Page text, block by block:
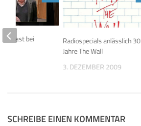
Radiospecials anlässlich 30
Jahre The Wall
3. DEZEMBER 2009
zu Gast bei
SCHREIBE EINEN KOMMENTAR